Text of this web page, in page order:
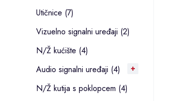
Utičnice (7)
Vizuelno signalni uređaji (2)
N/Ž kućište (4)
Audio signalni uređaji (4)
N/Ž kutija s poklopcem (4)